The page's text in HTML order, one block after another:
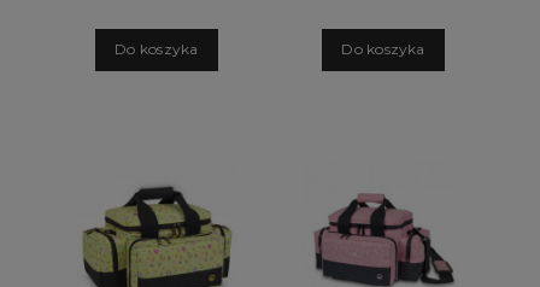
Do koszyka Do koszyka